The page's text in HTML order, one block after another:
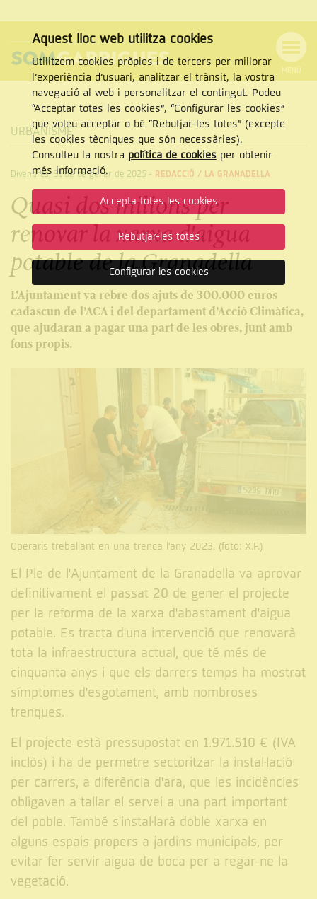
NAVEGACIÓ
MENÚ
Cercar
CERCAR
URBANISME
Divendres, 31 de de gener de 2025 - REDACCIÓ / LA GRANADELLA
Quasi dos milions per
renovar la xarxa d'aigua
potable de la Granadella
L’Ajuntament va rebre dos ajuts de 300.000 euros
cadascun de l’ACA i del departament d’Acció Climàtica,
que ajudaran a pagar una part de les obres, junt amb
fons propis.
Operaris treballant en una trenca l'any 2023. (foto: X.F.)
El Ple de l'Ajuntament de la Granadella va aprovar
definitivament el passat 20 de gener el projecte
per la reforma de la xarxa d'abastament d'aigua
potable. Es tracta d'una intervenció que renovarà
tota la infraestructura actual, que té més de
cinquanta anys i que els darrers temps ha mostrat
símptomes d'esgotament, amb nombroses
trenques.
El projecte està pressupostat en 1.971.510 € (IVA
inclòs) i ha de permetre sectoritzar la instal·lació
per carrers, a diferència d'ara, que les incidències
obligaven a tallar el servei a una part important
del poble. També s'instal·larà doble xarxa en
alguns espais propers a jardins municipals, per
evitar fer servir aigua de boca per a regar-ne la
vegetació.
Aquest lloc web utilitza cookies
Utilitzem cookies pròpies i de tercers per millorar
l’experiència d’usuari, analitzar el trànsit, la vostra
navegació al web i personalitzar el contingut. Podeu
“Acceptar totes les cookies”, “Configurar les cookies”
que voleu acceptar o bé “Rebutjar-les totes” (excepte
les cookies tècniques que són necessàries).
Consulteu la nostra política de cookiesper obtenir
més informació.
Accepta totes les cookies
Rebutjar-les totes
Configurar les cookies